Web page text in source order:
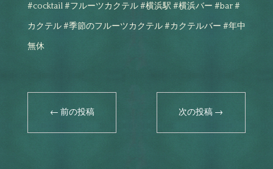
#cocktail #フルーツカクテル #横浜駅 #横浜バー #bar #
カクテル #季節のフルーツカクテル #カクテルバー #年中
無休
← 前の投稿 次の投稿 →